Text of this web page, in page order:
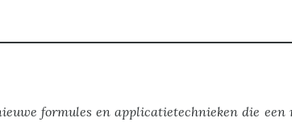
formules en applicatietechnieken die